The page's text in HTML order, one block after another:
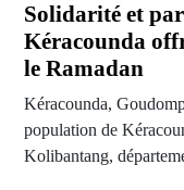
Solidarité et
Kéracounda
le Ramadan
Kéracounda,
population de
Kolibantang,